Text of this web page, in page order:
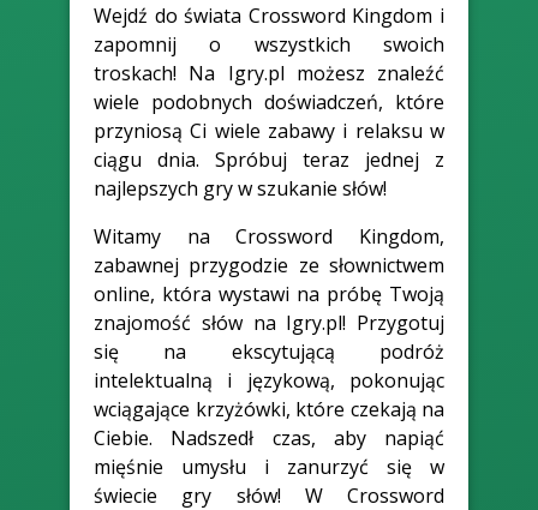
Wejdź do świata Crossword Kingdom i
zapomnij o wszystkich swoich
troskach! Na Igry.pl możesz znaleźć
wiele podobnych doświadczeń, które
przyniosą Ci wiele zabawy i relaksu w
ciągu dnia. Spróbuj teraz jednej z
najlepszych gry w szukanie słów!
Witamy na Crossword Kingdom,
zabawnej przygodzie ze słownictwem
online, która wystawi na próbę Twoją
znajomość słów na Igry.pl! Przygotuj
się na ekscytującą podróż
intelektualną i językową, pokonując
wciągające krzyżówki, które czekają na
Ciebie. Nadszedł czas, aby napiąć
mięśnie umysłu i zanurzyć się w
świecie gry słów! W Crossword